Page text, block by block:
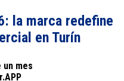
la marca redefine
en Turín
un mes